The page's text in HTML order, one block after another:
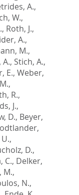
A.,
W.,
, Roth, J.,
A.,
M.,
A., Stich, A.,
E., Weber,
,
R.,
J.,
D., Beyer,
,
D.,
C., Delker,
M.,
N.,